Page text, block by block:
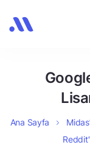
Ana Sayfa